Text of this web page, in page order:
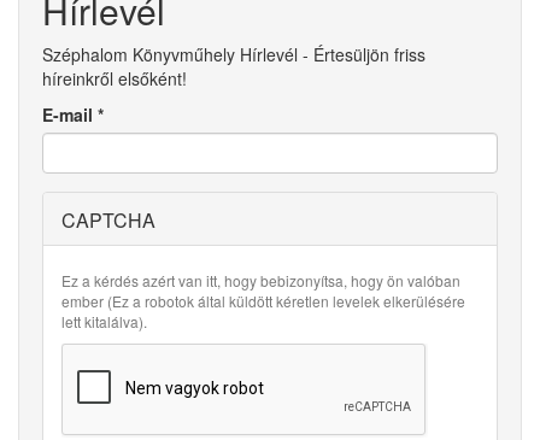
Széphalom Könyvműhely Hírlevél - Értesüljön friss
híreinkről elsőként!
E-mail *
CAPTCHA
Ez a kérdés azért van itt, hogy bebizonyítsa, hogy ön valóban
ember (Ez a robotok által küldött kéretlen levelek elkerülésére
lett kitalálva).